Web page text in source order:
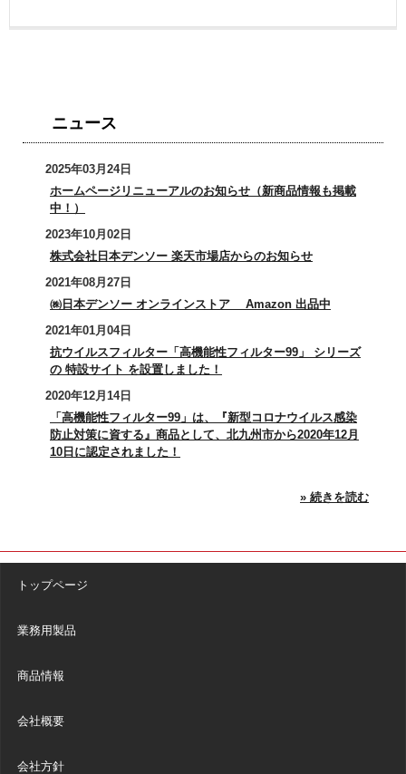
ニュース
2025年03月24日
ホームページリニューアルのお知らせ（新商品情報も掲載
中！）
2023年10月02日
株式会社日本デンソー 楽天市場店からのお知らせ
2021年08月27日
㈱日本デンソー オンラインストア Amazon 出品中
2021年01月04日
抗ウイルスフィルター「高機能性フィルター99」 シリーズ
の 特設サイト を設置しました！
2020年12月14日
「高機能性フィルター99」は、『新型コロナウイルス感染
防止対策に資する』商品として、北九州市から2020年12月
10日に認定されました！
» 続きを読む
トップページ
業務用製品
商品情報
会社概要
会社方針